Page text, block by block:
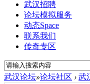
武汉招聘
论坛模拟服务
动态Space
联系我们
传奇专区
武汉论坛»论坛社区 › 武